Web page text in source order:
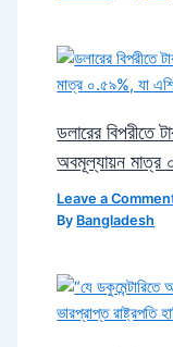
ডলারের বিপরীতে
অবমূল্যায়ন মাত্র
Leave a
By Bangladesh